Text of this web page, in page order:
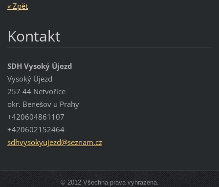
« Zpět
Kontakt
SDH Vysoký Újezd
Vysoký Újezd
257 44 Netvořice
okr. Benešov u Prahy
+420604861107
+420602152464
sdhvysokyujezd@seznam.cz
© 2012 Všechna práva vyhrazena.